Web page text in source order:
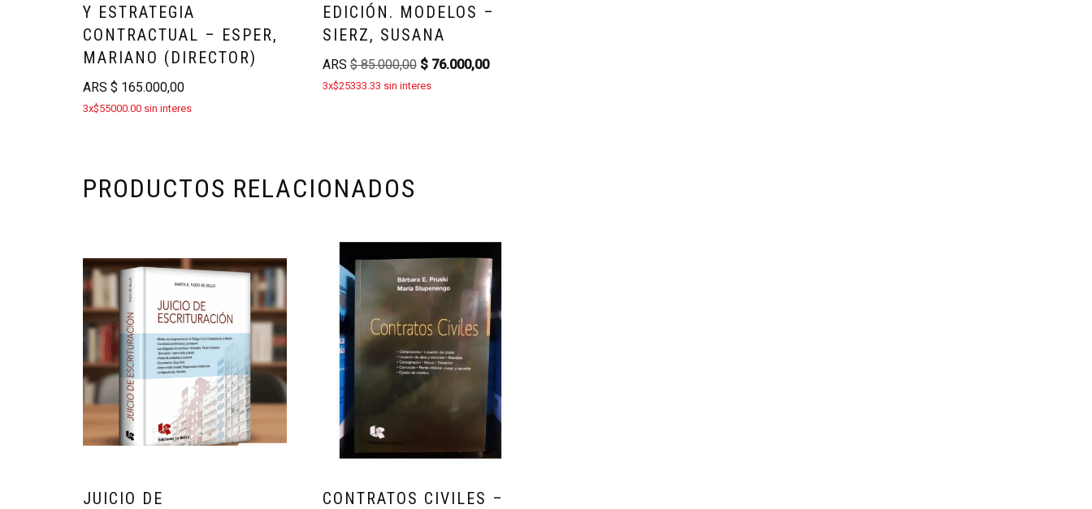
Y ESTRATEGIA
CONTRACTUAL – ESPER,
MARIANO (DIRECTOR)
ARS $ 165.000,00
3x$55000.00 sin interes
EDICIÓN. MODELOS –
SIERZ, SUSANA
ARS$85.000,00 $76.000,00
3x$25333.33 sin interes
PRODUCTOS RELACIONADOS
JUICIO DE
CONTRATOS CIVILES –